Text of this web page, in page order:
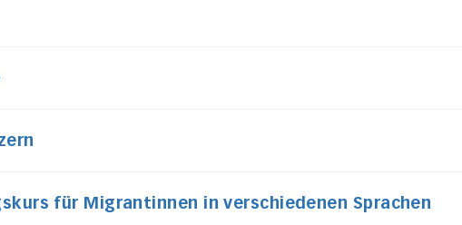
für Migrantinnen in verschiedenen Sprachen